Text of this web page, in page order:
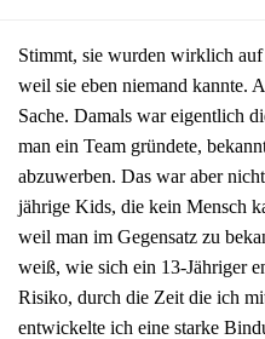
Stimmt, sie wurden wirklich
weil sie eben niemand kannte.
Sache. Damals war eigentlich
man ein Team gründete,
abzuwerben. Das war aber
jährige Kids, die kein Mensch
weil man im Gegensatz zu
weiß, wie sich ein 13-Jähriger
Risiko, durch die Zeit die ich
entwickelte ich eine starke